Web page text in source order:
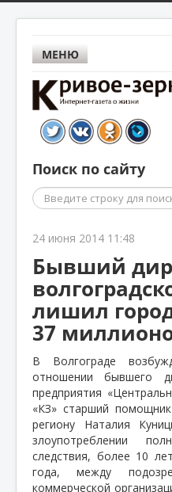
МЕНЮ
Поиск по сайту
Поиск
24 июня 2014 11:48
Бывший
лишил
37
В Волгограде
отношении бывшего
предприятия
«КЗ» старший
региону Наталия
злоупотреблении
следствия, более 10
года, между
коммерческой